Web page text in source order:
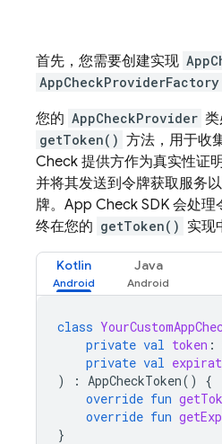
首先，您需要创建实现
AppCheckProviderFactory
您的 AppCheckProvider
getToken() 方法，用于收
Check 提供方作为真实性证
并将其发送到令牌获取服务
牌。 App Check SDK 会处理
终在您的 getToken() 实现
Kotlin Java
class
private val token :
private val
)
: AppCheckToken()
{
override fun
override fun
}